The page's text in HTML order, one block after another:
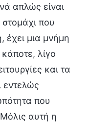
απλώς είναι
που
έχει μια μνήμη
λίγο
και τα
εντελώς
που
αυτή η